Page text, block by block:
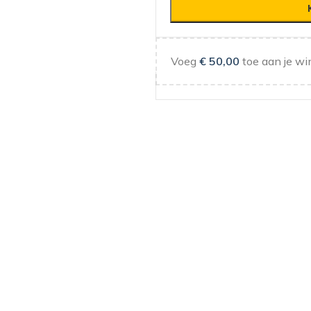
Voeg € 50,00 toe aan je